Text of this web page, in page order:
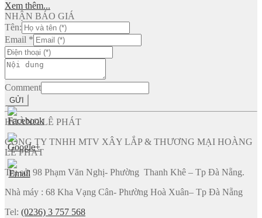
Xem thêm...
NHẬN BÁO GIÁ
Tên:
Email *
Comment
GỬI
HOÀNG LÊ PHÁT
CÔNG TY TNHH MTV XÂY LẮP & THƯƠNG MẠI HOÀNG
LÊ PHÁT
Trụ sở: 98 Phạm Văn Nghị- Phường Thanh Khê – Tp Đà Nẵng.
Nhà máy : 68 Kha Vạng Cân- Phường Hoà Xuân– Tp Đà Nẵng
Tel: (0236) 3 757 568